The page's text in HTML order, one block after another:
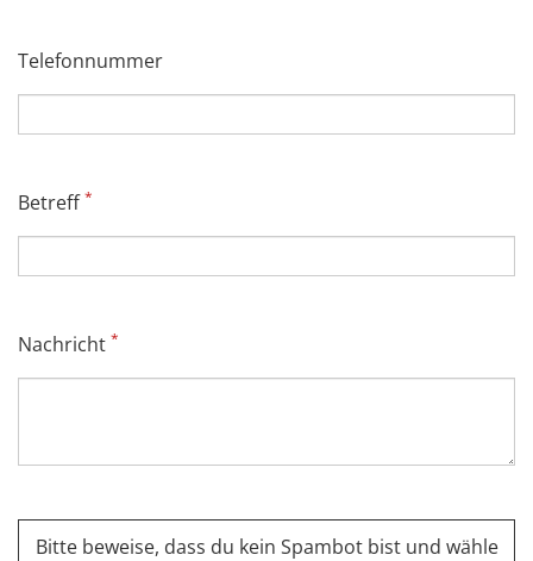
Telefonnummer
Betreff*
Nachricht *
Bitte beweise, dass du kein Spambot bist und wähle